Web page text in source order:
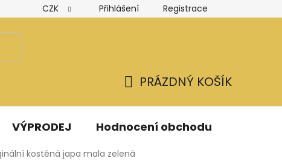
Hodnocení obchodu Obchodní podmínky
CZK Přihlášení Registrace
KOŠÍK
PRÁZDNÝ KOŠÍK
VÝPRODEJ Hodnocení obchodu
kostěná japa mala zelená